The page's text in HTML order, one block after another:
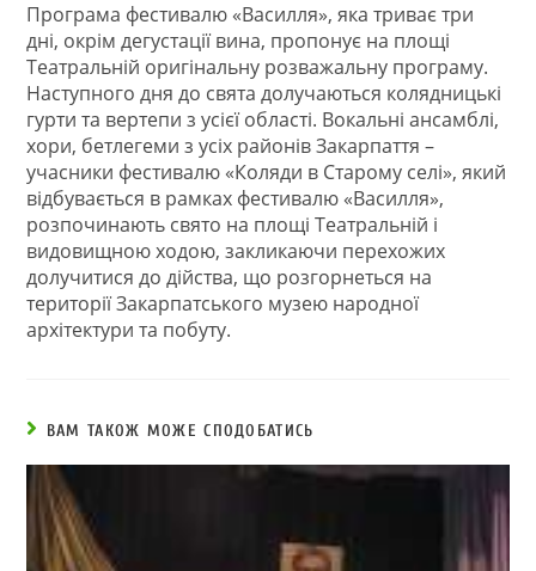
Програма фестивалю «Василля», яка триває три
дні, окрім дегустації вина, пропонує на площі
Театральній оригінальну розважальну програму.
Наступного дня до свята долучаються колядницькі
гурти та вертепи з усієї області. Вокальні ансамблі,
хори, бетлегеми з усіх районів Закарпаття –
учасники фестивалю «Коляди в Старому селі», який
відбувається в рамках фестивалю «Василля»,
розпочинають свято на площі Театральній і
видовищною ходою, закликаючи перехожих
долучитися до дійства, що розгорнеться на
території Закарпатського музею народної
архітектури та побуту.
ВАМ ТАКОЖ МОЖЕ СПОДОБАТИСЬ